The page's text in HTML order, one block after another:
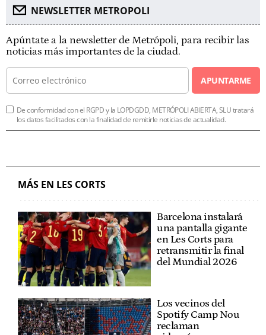
NEWSLETTER METROPOLI
Apúntate a la newsletter de Metrópoli, para recibir las
noticias más importantes de la ciudad.
APUNTARME
De conformidad con el RGPD y la LOPDGDD, METRÓPOLI ABIERTA, SLU tratará
los datos facilitados con la finalidad de remitirle noticias de actualidad.
MÁS EN LES CORTS
Barcelona instalará
una pantalla gigante
en Les Corts para
retransmitir la final
del Mundial 2026
Los vecinos del
Spotify Camp Nou
reclaman